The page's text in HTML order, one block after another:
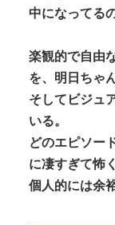
中になってる
楽観的で自由
を、明日ちゃ
そしてビジュ
いる。
どのエピソー
に凄すぎて怖
個人的には余